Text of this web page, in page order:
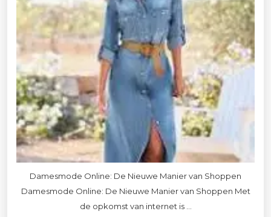
Damesmode Online: De Nieuwe Manier van Shoppen
Damesmode Online: De Nieuwe Manier van Shoppen Met
de opkomst van internet is ...